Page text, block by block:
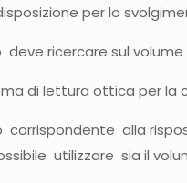
per lo
deve ricercare sul
di lettura ottica per la
corrispondente alla
utilizzare sia il